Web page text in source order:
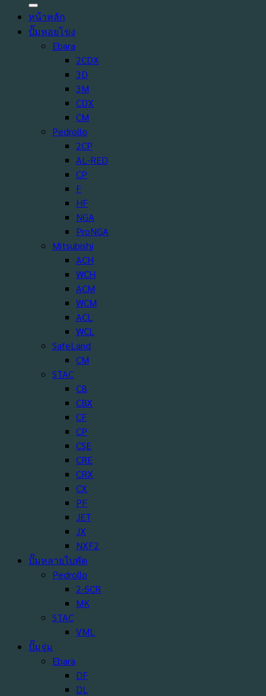
หน้าหลัก
ปั๊มหอยโข่ง
Ebara
2CDX
3D
3M
CDX
CM
Pedrollo
2CP
AL-RED
CP
F
HF
NGA
ProNGA
Mitsubishi
ACH
WCH
ACM
WCM
ACL
WCL
SafeLand
CM
STAC
CB
CBX
CF
CP
CSE
CRE
CRX
CX
PF
JET
JX
NXF2
ปั๊มหลายใบพัด
Pedrollo
2-5CR
MK
STAC
VML
ปั๊มจุ่ม
Ebara
DF
DL